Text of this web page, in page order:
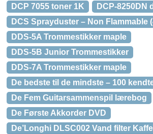
DCP 7055 toner 1K
DCP-8250DN
DCS Sprayduster – Non Flammable
DDS-5A Trommestikker maple
DDS-5B Junior Trommestikker
DDS-7A Trommestikker maple
De bedste til de mindste – 100
De Fem Guitarsammenspil lærebog
De Første Akkorder DVD
De’Longhi DLSC002 Vand filter